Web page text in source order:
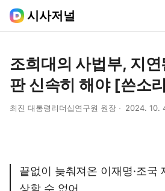
시사저널
조희대의 사법부, 지
판 신속히 해야 [쓴소
최진 대통령리더십연구원 원장 2024. 10.
끝없이 늦춰져온 이재명·조국
상할 수 없어